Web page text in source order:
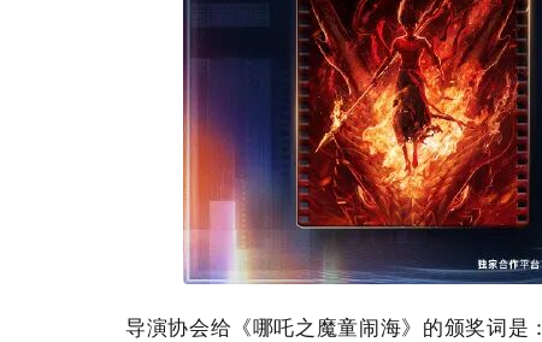
导演协会给《哪吒之魔童闹海》的颁奖词是：